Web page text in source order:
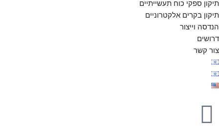
תיקון ספקי כוח תעשייתיים
תיקון בקרים אלקטרוניים
הנדסה וייצור
דרושים
צור קשר